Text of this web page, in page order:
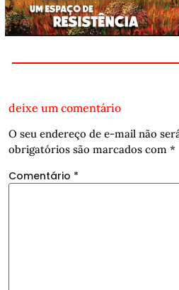
deixe um comentário
O seu endereço de e-mail não
obrigatórios são marcados com *
Comentário *